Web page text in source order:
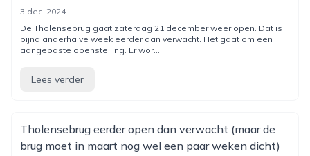
3 dec. 2024
De Tholensebrug gaat zaterdag 21 december weer open. Dat is
bijna anderhalve week eerder dan verwacht. Het gaat om een
aangepaste openstelling. Er wor...
Lees verder
Tholensebrug eerder open dan verwacht (maar de
brug moet in maart nog wel een paar weken dicht)